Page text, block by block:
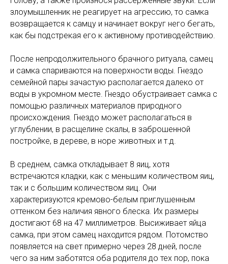
злоумышленник не реагирует на агрессию, то самка
возвращается к самцу и начинает вокруг него бегать,
как бы подстрекая его к активному противодействию.
После непродолжительного брачного ритуала, самец
и самка спариваются на поверхности воды. Гнездо
семейной пары зачастую располагается далеко от
воды в укромном месте. Гнездо обустраивает самка с
помощью различных материалов природного
происхождения. Гнездо может располагаться в
углублении, в расщелине скалы, в заброшенной
постройке, в дереве, в норе животных и т.д.
В среднем, самка откладывает 8 яиц, хотя
встречаются кладки, как с меньшим количеством яиц,
так и с большим количеством яиц. Они
характеризуются кремово-белым приглушенным
оттенком без наличия явного блеска. Их размеры
достигают 68 на 47 миллиметров. Высиживает яйца
самка, при этом самец находится рядом. Потомство
появляется на свет примерно через 28 дней, после
чего за ним заботятся оба родителя до тех пор, пока